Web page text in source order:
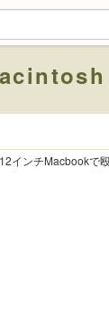
インチMacbookで